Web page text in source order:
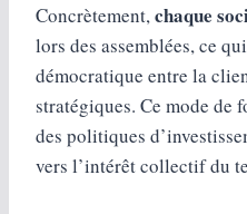
Concrètement,chaque
lors des assemblées, ce
démocratique entre la
stratégiques. Ce mode de
des politiques
vers l’intérêt collectif du